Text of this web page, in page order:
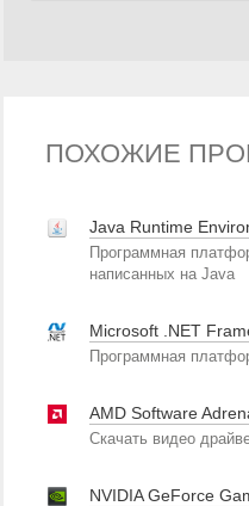
ПОХОЖИЕ
Java Runtime
Программная
написанных на Java
Microsoft .NET
Программная
AMD Software
Скачать видео
NVIDIA GeForce